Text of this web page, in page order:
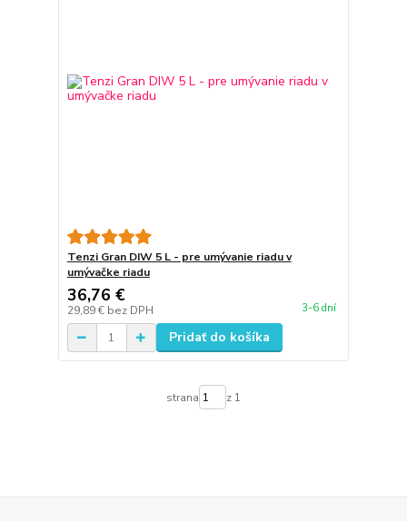
Tenzi Gran DIW 5 L - pre umývanie riadu v
umývačke riadu
36,76 €
29,89 € bez DPH 3-6 dní
Pridať do košíka
strana z 1